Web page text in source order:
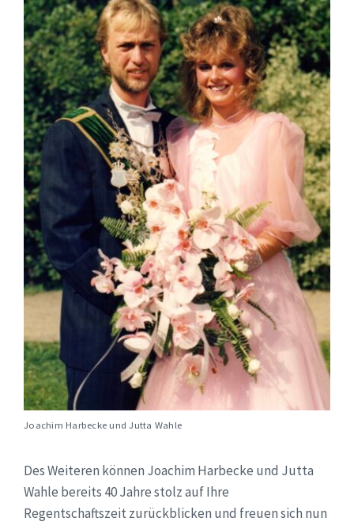
Joachim Harbecke und Jutta Wahle
Des Weiteren können Joachim Harbecke und Jutta
Wahle bereits 40 Jahre stolz auf Ihre
Regentschaftszeit zurückblicken und freuen sich nun